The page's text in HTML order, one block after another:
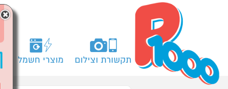
תקשורת וצילום מוצרי חשמל
×